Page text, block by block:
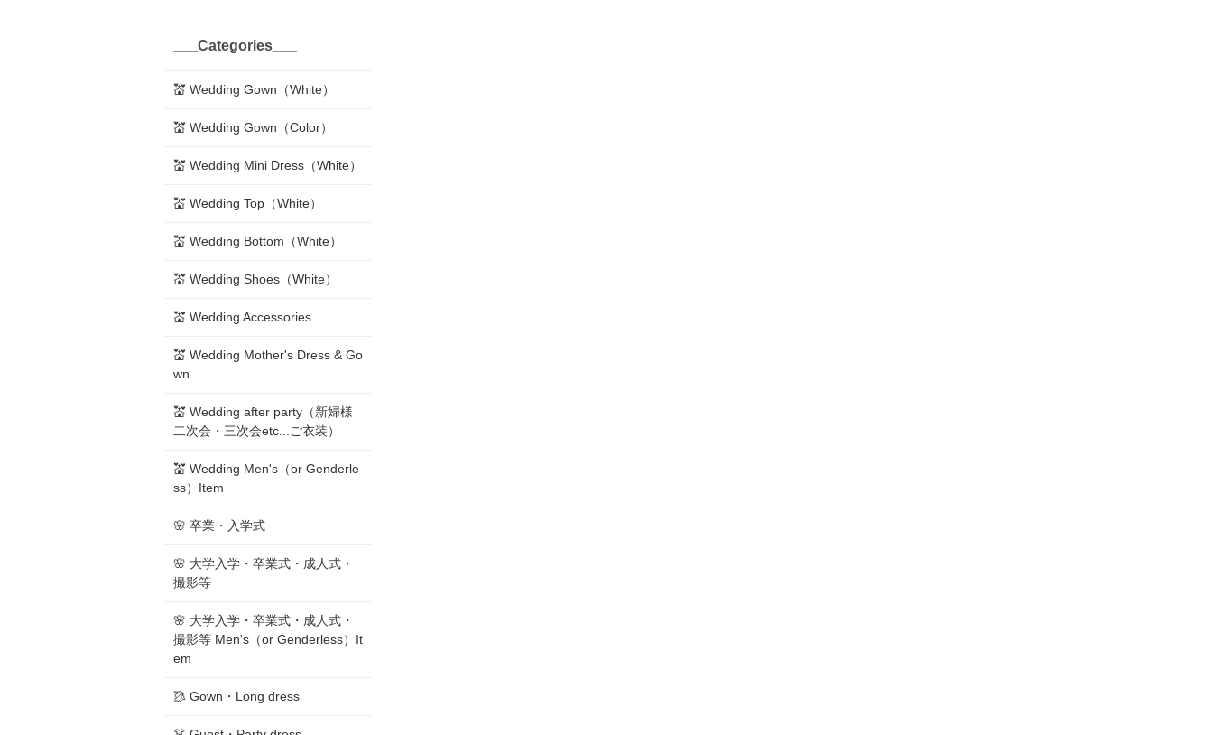
___Categories___
💒 Wedding Gown（White）
💒 Wedding Gown（Color）
💒 Wedding Mini Dress（White）
💒 Wedding Top（White）
💒 Wedding Bottom（White）
💒 Wedding Shoes（White）
💒 Wedding Accessories
💒 Wedding Mother's Dress & Go
wn
💒 Wedding after party（新婦様
二次会・三次会etc...ご衣装）
💒 Wedding Men's（or Genderle
ss）Item
🌸 卒業・入学式
🌸 大学入学・卒業式・成人式・
撮影等
🌸 大学入学・卒業式・成人式・
撮影等 Men's（or Genderless）It
em
🥻 Gown・Long dress